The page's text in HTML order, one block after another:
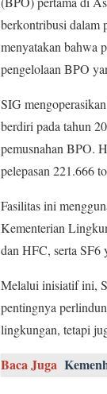
berkontribusi dalam
menyatakan bahwa
pengelolaan BPO
SIG
berdiri pada tahun
pemusnahan BPO.
pelepasan 221.666
Fasilitas ini
Kementerian
dan HFC, serta SF6
Melalui inisiatif ini,
pentingnya
lingkungan, tetapi
Baca Juga